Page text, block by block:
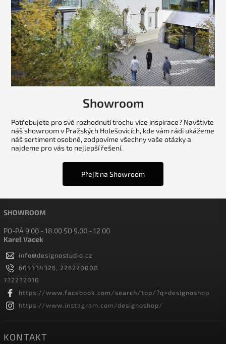
Showroom
Potřebujete pro své rozhodnutí trochu více inspirace? Navštivte
náš showroom v Pražských Holešovicích, kde vám rádi ukážeme
náš sortiment osobně, zodpovíme všechny vaše otázky a
najdeme pro vás to nejlepší řešení.
Přejít na Showroom
SHOWROOM
PO-PÁ 9.00 - 18.00 SO 9.00 - 12.00
Karel Vacek
info@designostudio.cz
605334326, 226220008
732232010
https://www.facebook.com/search/top/?q=designoshop
https://www.instagram.com/designoshop/
KONTAKT